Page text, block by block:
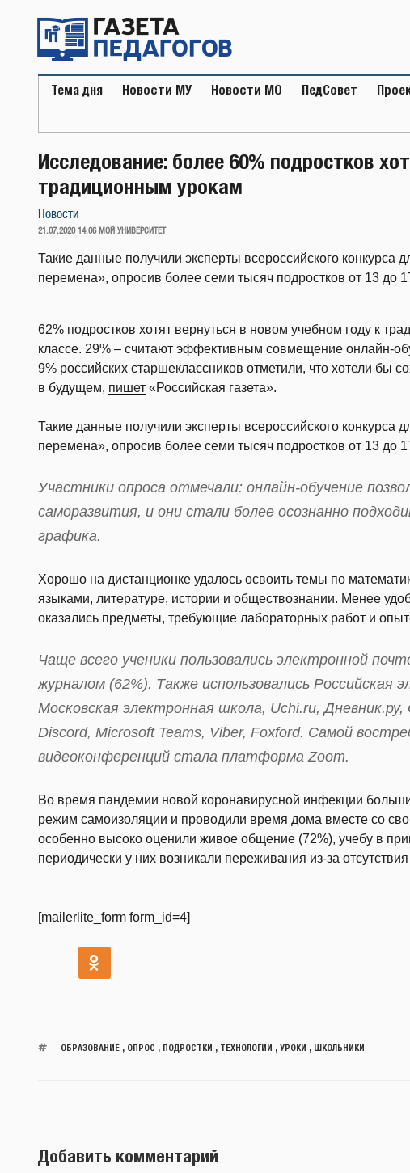
содержимому
Тема дня Новости МУ Новости МО ПедСовет
Исследование: более 60% подростков
традиционным урокам
Новости
ОПУБЛИКОВАНО
21.07.2020 14:06 МОЙ УНИВЕРСИТЕТ
Такие данные получили эксперты всероссийского конкурса
перемена», опросив более семи тысяч подростков от 13 до
62% подростков хотят вернуться в новом учебном году к
классе. 29% – считают эффективным совмещение онлайн-
9% российских старшеклассников отметили, что хотели бы
в будущем, пишет «Российская газета».
Такие данные получили эксперты всероссийского конкурса
перемена», опросив более семи тысяч подростков от 13 до
Участники опроса отмечали: онлайн-обучение
саморазвития, и они стали более осознанно
графика.
Хорошо на дистанционке удалось освоить темы по
языками, литературе, истории и обществознании. Менее
оказались предметы, требующие лабораторных работ и
Чаще всего ученики пользовались электронной
журналом (62%). Также использовались Российская
Московская электронная школа, Uchi.ru, Дневник.ру,
Discord, Microsoft Teams, Viber, Foxford. Самой
видеоконференций стала платформа Zoom.
Во время пандемии новой коронавирусной инфекции
режим самоизоляции и проводили время дома вместе со
особенно высоко оценили живое общение (72%), учебу в
периодически у них возникали переживания из-за
[mailerlite_form form_id=4]
ОБРАЗОВАНИЕ, ОПРОС ПОДРОСТКИ ТЕХНОЛОГИИ УРОКИ ШКОЛЬНИКИ
Добавить комментарий